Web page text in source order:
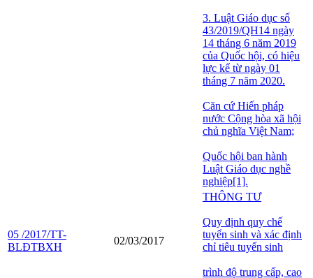
3. Luật Giáo dục số
43/2019/QH14 ngày
14 tháng 6 năm 2019
của Quốc hội, có hiệu
lực kể từ ngày 01
tháng 7 năm 2020.
Căn cứ Hiến pháp
nước Cộng hòa xã hội
chủ nghĩa Việt Nam;
Quốc hội ban hành
Luật Giáo dục nghề
nghiệp[1].
05 /2017/TT-
BLĐTBXH
02/03/2017
THÔNG TƯ
Quy định quy chế
tuyển sinh và xác định
chỉ tiêu tuyển sinh
trình độ trung cấp, cao